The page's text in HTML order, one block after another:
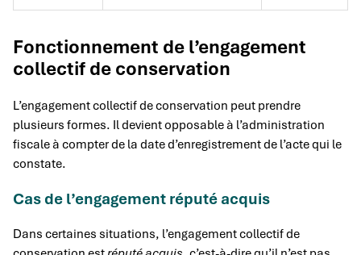
Fonctionnement de l’engagement
collectif de conservation
L’engagement collectif de conservation peut prendre
plusieurs formes. Il devient opposable à l’administration
fiscale à compter de la date d’enregistrement de l’acte qui le
constate.
Cas de l’engagement réputé acquis
Dans certaines situations, l’engagement collectif de